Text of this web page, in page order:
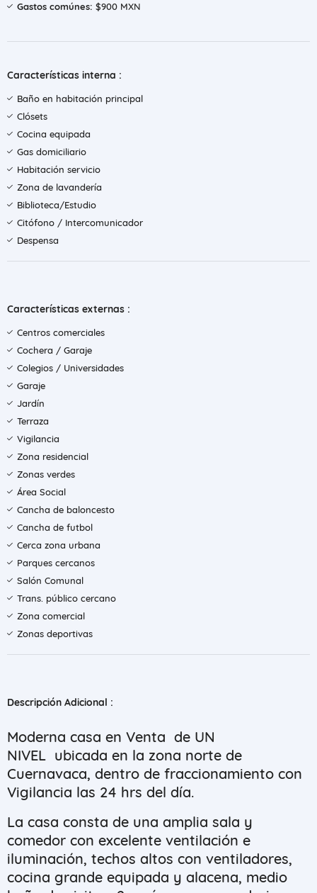
Gastos comúnes: $900 MXN
Características interna :
Baño en habitación principal
Clósets
Cocina equipada
Gas domiciliario
Habitación servicio
Zona de lavandería
Biblioteca/Estudio
Citófono / Intercomunicador
Despensa
Características externas :
Centros comerciales
Cochera / Garaje
Colegios / Universidades
Garaje
Jardín
Terraza
Vigilancia
Zona residencial
Zonas verdes
Área Social
Cancha de baloncesto
Cancha de futbol
Cerca zona urbana
Parques cercanos
Salón Comunal
Trans. público cercano
Zona comercial
Zonas deportivas
Descripción Adicional :
Moderna casa en Venta de UN
NIVEL ubicada en la zona norte de
Cuernavaca, dentro de fraccionamiento con
Vigilancia las 24 hrs del día.
La casa consta de una amplia sala y
comedor con excelente ventilación e
iluminación, techos altos con ventiladores,
cocina grande equipada y alacena, medio